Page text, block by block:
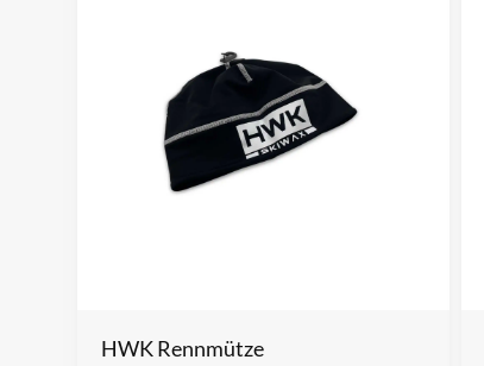
HWK Rennmütze